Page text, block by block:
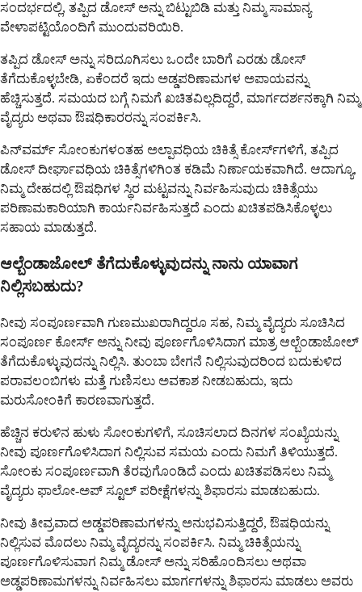
ಸಂದರ್ಭದಲ್ಲಿ, ತಪ್ಪಿದ ಡೋಸ್ ಅನ್ನು ಬಿಟ್ಟುಬಿಡಿ ಮತ್ತು ನಿಮ್ಮ ಸಾಮಾನ್ಯ
ವೇಳಾಪಟ್ಟಿಯೊಂದಿಗೆ ಮುಂದುವರಿಯಿರಿ.
ತಪ್ಪಿದ ಡೋಸ್ ಅನ್ನು ಸರಿದೂಗಿಸಲು ಒಂದೇ ಬಾರಿಗೆ ಎರಡು ಡೋಸ್
ತೆಗೆದುಕೊಳ್ಳಬೇಡಿ, ಏಕೆಂದರೆ ಇದು ಅಡ್ಡಪರಿಣಾಮಗಳ ಅಪಾಯವನ್ನು
ಹೆಚ್ಚಿಸುತ್ತದೆ. ಸಮಯದ ಬಗ್ಗೆ ನಿಮಗೆ ಖಚಿತವಿಲ್ಲದಿದ್ದರೆ, ಮಾರ್ಗದರ್ಶನಕ್ಕಾಗಿ ನಿಮ್ಮ
ವೈದ್ಯರು ಅಥವಾ ಔಷಧಿಕಾರರನ್ನು ಸಂಪರ್ಕಿಸಿ.
ಪಿನ್‌ವರ್ಮ್ ಸೋಂಕುಗಳಂತಹ ಅಲ್ಪಾವಧಿಯ ಚಿಕಿತ್ಸೆ ಕೋರ್ಸ್‌ಗಳಿಗೆ, ತಪ್ಪಿದ
ಡೋಸ್ ದೀರ್ಘಾವಧಿಯ ಚಿಕಿತ್ಸೆಗಳಿಗಿಂತ ಕಡಿಮೆ ನಿರ್ಣಾಯಕವಾಗಿದೆ. ಆದಾಗ್ಯೂ,
ನಿಮ್ಮ ದೇಹದಲ್ಲಿ ಔಷಧಿಗಳ ಸ್ಥಿರ ಮಟ್ಟವನ್ನು ನಿರ್ವಹಿಸುವುದು ಚಿಕಿತ್ಸೆಯು
ಪರಿಣಾಮಕಾರಿಯಾಗಿ ಕಾರ್ಯನಿರ್ವಹಿಸುತ್ತದೆ ಎಂದು ಖಚಿತಪಡಿಸಿಕೊಳ್ಳಲು
ಸಹಾಯ ಮಾಡುತ್ತದೆ.
ಆಲ್ಬೆಂಡಾಜೋಲ್ ತೆಗೆದುಕೊಳ್ಳುವುದನ್ನು ನಾನು ಯಾವಾಗ
ನಿಲ್ಲಿಸಬಹುದು?
ನೀವು ಸಂಪೂರ್ಣವಾಗಿ ಗುಣಮುಖರಾಗಿದ್ದರೂ ಸಹ, ನಿಮ್ಮ ವೈದ್ಯರು ಸೂಚಿಸಿದ
ಸಂಪೂರ್ಣ ಕೋರ್ಸ್ ಅನ್ನು ನೀವು ಪೂರ್ಣಗೊಳಿಸಿದಾಗ ಮಾತ್ರ ಆಲ್ಬೆಂಡಾಜೋಲ್
ತೆಗೆದುಕೊಳ್ಳುವುದನ್ನು ನಿಲ್ಲಿಸಿ. ತುಂಬಾ ಬೇಗನೆ ನಿಲ್ಲಿಸುವುದರಿಂದ ಬದುಕುಳಿದ
ಪರಾವಲಂಬಿಗಳು ಮತ್ತೆ ಗುಣಿಸಲು ಅವಕಾಶ ನೀಡಬಹುದು, ಇದು
ಮರುಸೋಂಕಿಗೆ ಕಾರಣವಾಗುತ್ತದೆ.
ಹೆಚ್ಚಿನ ಕರುಳಿನ ಹುಳು ಸೋಂಕುಗಳಿಗೆ, ಸೂಚಿಸಲಾದ ದಿನಗಳ ಸಂಖ್ಯೆಯನ್ನು
ನೀವು ಪೂರ್ಣಗೊಳಿಸಿದಾಗ ನಿಲ್ಲಿಸುವ ಸಮಯ ಎಂದು ನಿಮಗೆ ತಿಳಿಯುತ್ತದೆ.
ಸೋಂಕು ಸಂಪೂರ್ಣವಾಗಿ ತೆರವುಗೊಂಡಿದೆ ಎಂದು ಖಚಿತಪಡಿಸಲು ನಿಮ್ಮ
ವೈದ್ಯರು ಫಾಲೋ-ಅಪ್ ಸ್ಟೂಲ್ ಪರೀಕ್ಷೆಗಳನ್ನು ಶಿಫಾರಸು ಮಾಡಬಹುದು.
ನೀವು ತೀವ್ರವಾದ ಅಡ್ಡಪರಿಣಾಮಗಳನ್ನು ಅನುಭವಿಸುತ್ತಿದ್ದರೆ, ಔಷಧಿಯನ್ನು
ನಿಲ್ಲಿಸುವ ಮೊದಲು ನಿಮ್ಮ ವೈದ್ಯರನ್ನು ಸಂಪರ್ಕಿಸಿ. ನಿಮ್ಮ ಚಿಕಿತ್ಸೆಯನ್ನು
ಪೂರ್ಣಗೊಳಿಸುವಾಗ ನಿಮ್ಮ ಡೋಸ್ ಅನ್ನು ಸರಿಹೊಂದಿಸಲು ಅಥವಾ
ಅಡ್ಡಪರಿಣಾಮಗಳನ್ನು ನಿರ್ವಹಿಸಲು ಮಾರ್ಗಗಳನ್ನು ಶಿಫಾರಸು ಮಾಡಲು ಅವರು